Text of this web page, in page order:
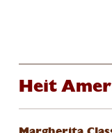
Heit